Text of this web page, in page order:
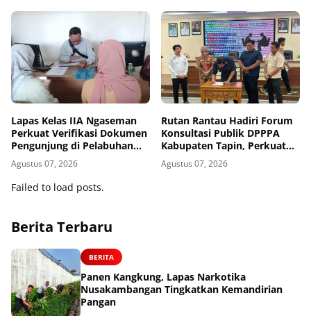
Lapas Kelas IIA Ngaseman
Perkuat Verifikasi Dokumen
Pengunjung di Pelabuhan
Wijayapura
Agustus 07, 2026
Rutan Rantau Hadiri Forum
Konsultasi Publik DPPPA
Kabupaten Tapin, Perkuat
Sinergi Pelayanan Publik
Agustus 07, 2026
Failed to load posts.
Berita Terbaru
BERITA
Panen Kangkung, Lapas Narkotika
Nusakambangan Tingkatkan Kemandirian
Pangan